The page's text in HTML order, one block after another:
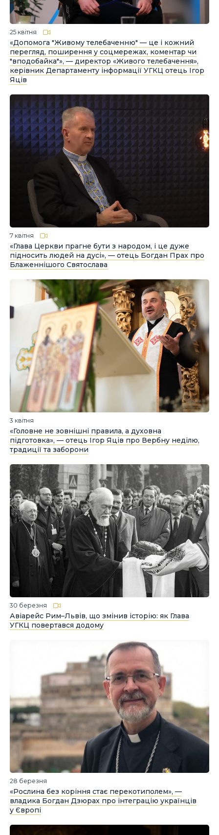
25 квітня
«Допомога "Живому телебаченню" — це і кожний
перегляд, поширення у соцмережах, коментар чи
"вподобайка"», — директор «Живого телебачення»,
керівник Департаменту інформації УГКЦ отець Ігор
Яців
7 квітня
«Глава Церкви прагне бути з народом, і це дуже
підносить людей на дусі», — отець Богдан Прах про
Блаженнішого Святослава
3 квітня
«Головне не зовнішні правила, а духовна
підготовка», — отець Ігор Яців про Вербну неділю,
традиції та заборони
30 березня
Авіарейс Рим–Львів, що змінив історію: як Глава
УГКЦ повертався додому
28 березня
«Рослина без коріння стає перекотиполем», —
владика Богдан Дзюрах про інтеграцію українців
у Європі